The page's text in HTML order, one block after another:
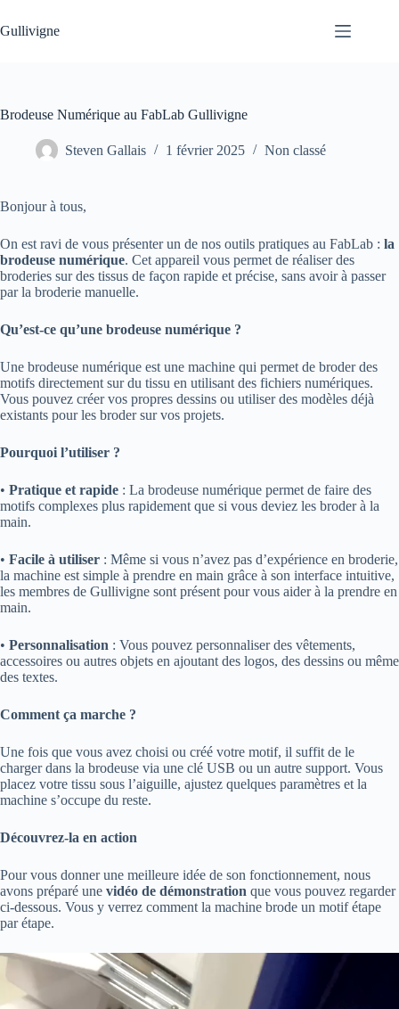
au
contenu
Gullivigne
Brodeuse Numérique au FabLab Gullivigne
Steven Gallais 1 février 2025 Non classé
Bonjour à tous,
On est ravi de vous présenter un de nos outils pratiques au FabLab : la
brodeuse numérique. Cet appareil vous permet de réaliser des
broderies sur des tissus de façon rapide et précise, sans avoir à passer
par la broderie manuelle.
Qu’est-ce qu’une brodeuse numérique ?
Une brodeuse numérique est une machine qui permet de broder des
motifs directement sur du tissu en utilisant des fichiers numériques.
Vous pouvez créer vos propres dessins ou utiliser des modèles déjà
existants pour les broder sur vos projets.
Pourquoi l’utiliser ?
• Pratique et rapide : La brodeuse numérique permet de faire des
motifs complexes plus rapidement que si vous deviez les broder à la
main.
• Facile à utiliser : Même si vous n’avez pas d’expérience en broderie,
la machine est simple à prendre en main grâce à son interface intuitive,
les membres de Gullivigne sont présent pour vous aider à la prendre en
main.
• Personnalisation : Vous pouvez personnaliser des vêtements,
accessoires ou autres objets en ajoutant des logos, des dessins ou même
des textes.
Comment ça marche ?
Une fois que vous avez choisi ou créé votre motif, il suffit de le
charger dans la brodeuse via une clé USB ou un autre support. Vous
placez votre tissu sous l’aiguille, ajustez quelques paramètres et la
machine s’occupe du reste.
Découvrez-la en action
Pour vous donner une meilleure idée de son fonctionnement, nous
avons préparé une vidéo de démonstration que vous pouvez regarder
ci-dessous. Vous y verrez comment la machine brode un motif étape
par étape.
Lecteur